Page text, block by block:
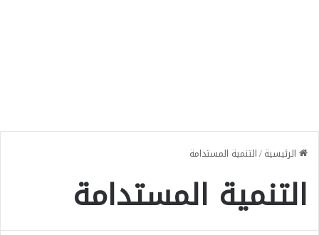
الرئيسية/التنمية المستدامة
التنمية المستدامة